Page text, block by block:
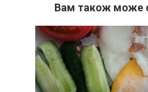
Вам також може